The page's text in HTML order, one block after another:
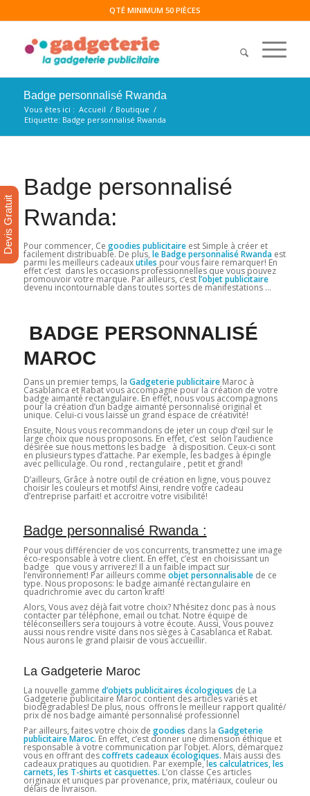
QTÉ MINIMUM 50 PIÈCES
Badge personnalisé Rwanda
Vous êtes ici : Accueil / Boutique /
Etiquette: Badge personnalisé Rwanda
Badge personnalisé
Rwanda:
Pour commencer, Ce goodies publicitaireest Simple à créer et
facilement distribuable. De plus, le Badge personnalisé Rwanda est
parmi les meilleurs cadeauxutiles pour vous faire remarquer! En
effet c’est dans les occasions professionnelles que vous pouvez
promouvoir votre marque. Par ailleurs, c’estl’objet publicitaire
devenu incontournable dans toutes sortes de manifestations …
BADGE PERSONNALISÉ
MAROC
Dans un premier temps, la Gadgeterie publicitaireMaroc à
Casablanca et Rabat vous accompagne pour la création de votre
badge aimanté rectangulaire. En effet, nous vous accompagnons
pour la création d’un badge aimanté personnalisé original et
unique. Celui-ci vous laisse un grand espace de créativité!
Ensuite, Nous vous recommandons de jeter un coup d’œil sur le
large choix que nous proposons. En effet, c’est selon l’audience
désirée sue nous mettons les badge à disposition. Ceux-ci sont
en plusieurs types d’attache. Par exemple, les badges à épingle
avec pelliculage. Ou rond , rectangulaire , petit et grand!
D’ailleurs, Grâce à notre outil de création en ligne, vous pouvez
choisir les couleurs et motifs! Ainsi, rendre votre cadeau
d’entreprise parfait! et accroitre votre visibilité!
Badge personnalisé Rwanda :
Pour vous différencier de vos concurrents, transmettez une image
éco-responsable à votre client. En effet, c’est en choisissant un
badge que vous y arriverez! Il a un faible impact sur
l’environnement! Par ailleurs comme objet personnalisablede ce
type. Nous proposons: le badge aimanté rectangulaire en
quadrichromie avec du carton kraft!
Alors, Vous avez déjà fait votre choix? N’hésitez donc pas à nous
contacter par téléphone, email ou tchat. Notre équipe de
téléconseillers sera toujours à votre écoute. Aussi, Vous pouvez
aussi nous rendre visite dans nos sièges à Casablanca et Rabat.
Nous aurons le grand plaisir de vous accueillir.
La Gadgeterie Maroc
La nouvelle gamme d’objets publicitaires écologiques de La
Gadgeterie publicitaire Maroc contient des articles variés et
biodégradables! De plus, nous offrons le meilleur rapport qualité/
prix de nos badge aimanté personnalisé professionnel
Par ailleurs, faites votre choix de goodies dans la Gadgeterie
publicitaire Maroc. En effet, c’est donner une dimension éthique et
responsable à votre communication par l’objet. Alors, démarquez
vous en offrant descoffrets cadeaux écologiques. Mais aussi des
cadeaux pratiques au quotidien. Par exemple, les calculatrices, les
carnets, les T-shirts et casquettes. L’on classe Ces articles
originaux et uniques par provenance, prix, matériaux, couleur ou
délais de livraison.
Devis Gratuit